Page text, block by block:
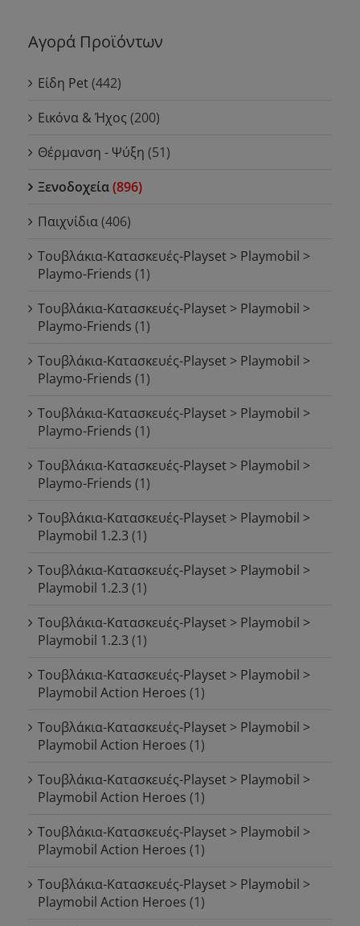
Αγορά Προϊόντων
Είδη Pet(442)
Εικόνα & Ήχος (200)
Θέρμανση - Ψύξη (51)
Ξενοδοχεία(896)
Παιχνίδια(406)
Τουβλάκια-Κατασκευές-Playset > Playmobil >
Playmo-Friends (1)
Τουβλάκια-Κατασκευές-Playset > Playmobil >
Playmo-Friends (1)
Τουβλάκια-Κατασκευές-Playset > Playmobil >
Playmo-Friends (1)
Τουβλάκια-Κατασκευές-Playset > Playmobil >
Playmo-Friends (1)
Τουβλάκια-Κατασκευές-Playset > Playmobil >
Playmo-Friends (1)
Τουβλάκια-Κατασκευές-Playset > Playmobil >
Playmobil 1.2.3 (1)
Τουβλάκια-Κατασκευές-Playset > Playmobil >
Playmobil 1.2.3 (1)
Τουβλάκια-Κατασκευές-Playset > Playmobil >
Playmobil 1.2.3 (1)
Τουβλάκια-Κατασκευές-Playset > Playmobil >
Playmobil Action Heroes (1)
Τουβλάκια-Κατασκευές-Playset > Playmobil >
Playmobil Action Heroes (1)
Τουβλάκια-Κατασκευές-Playset > Playmobil >
Playmobil Action Heroes (1)
Τουβλάκια-Κατασκευές-Playset > Playmobil >
Playmobil Action Heroes (1)
Τουβλάκια-Κατασκευές-Playset > Playmobil >
Playmobil Action Heroes (1)